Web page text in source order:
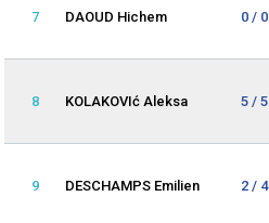
7 DAOUD Hichem 0 / 0
8 KOLAKOVIć Aleksa 5 / 5
9 DESCHAMPS Emilien 2 / 4